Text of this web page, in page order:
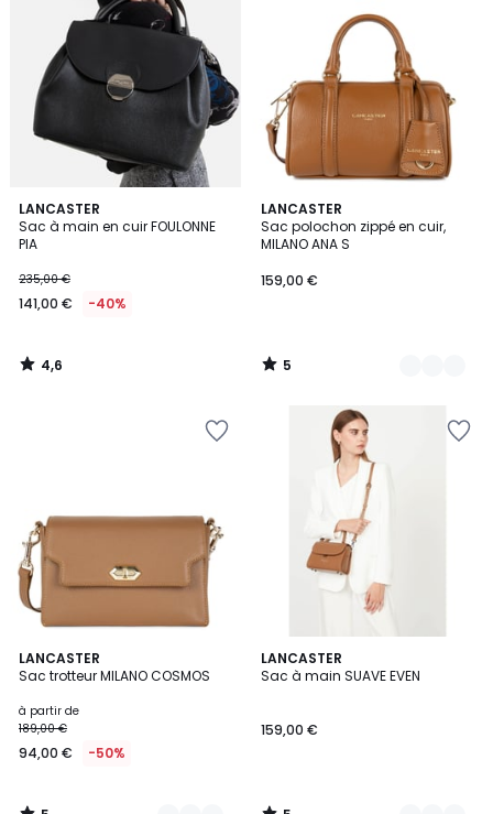
LANCASTER
Sac à main en cuir FOULONNE
PIA
235,00 €
141,00 € -40%
4,6
/ 5
4,6
/
LANCASTER
Sac polochon zippé en cuir,
MILANO ANA S
159,00 €
5
/
5
9
Couleurs
5
/
LANCASTER
Sac trotteur MILANO COSMOS
à partir de
189,00 €
94,00 € -50%
5
/
8
Couleurs
LANCASTER
Sac à main SUAVE EVEN
159,00 €
5
/
13
Couleurs